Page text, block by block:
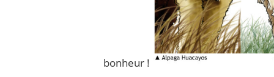
bonheur !